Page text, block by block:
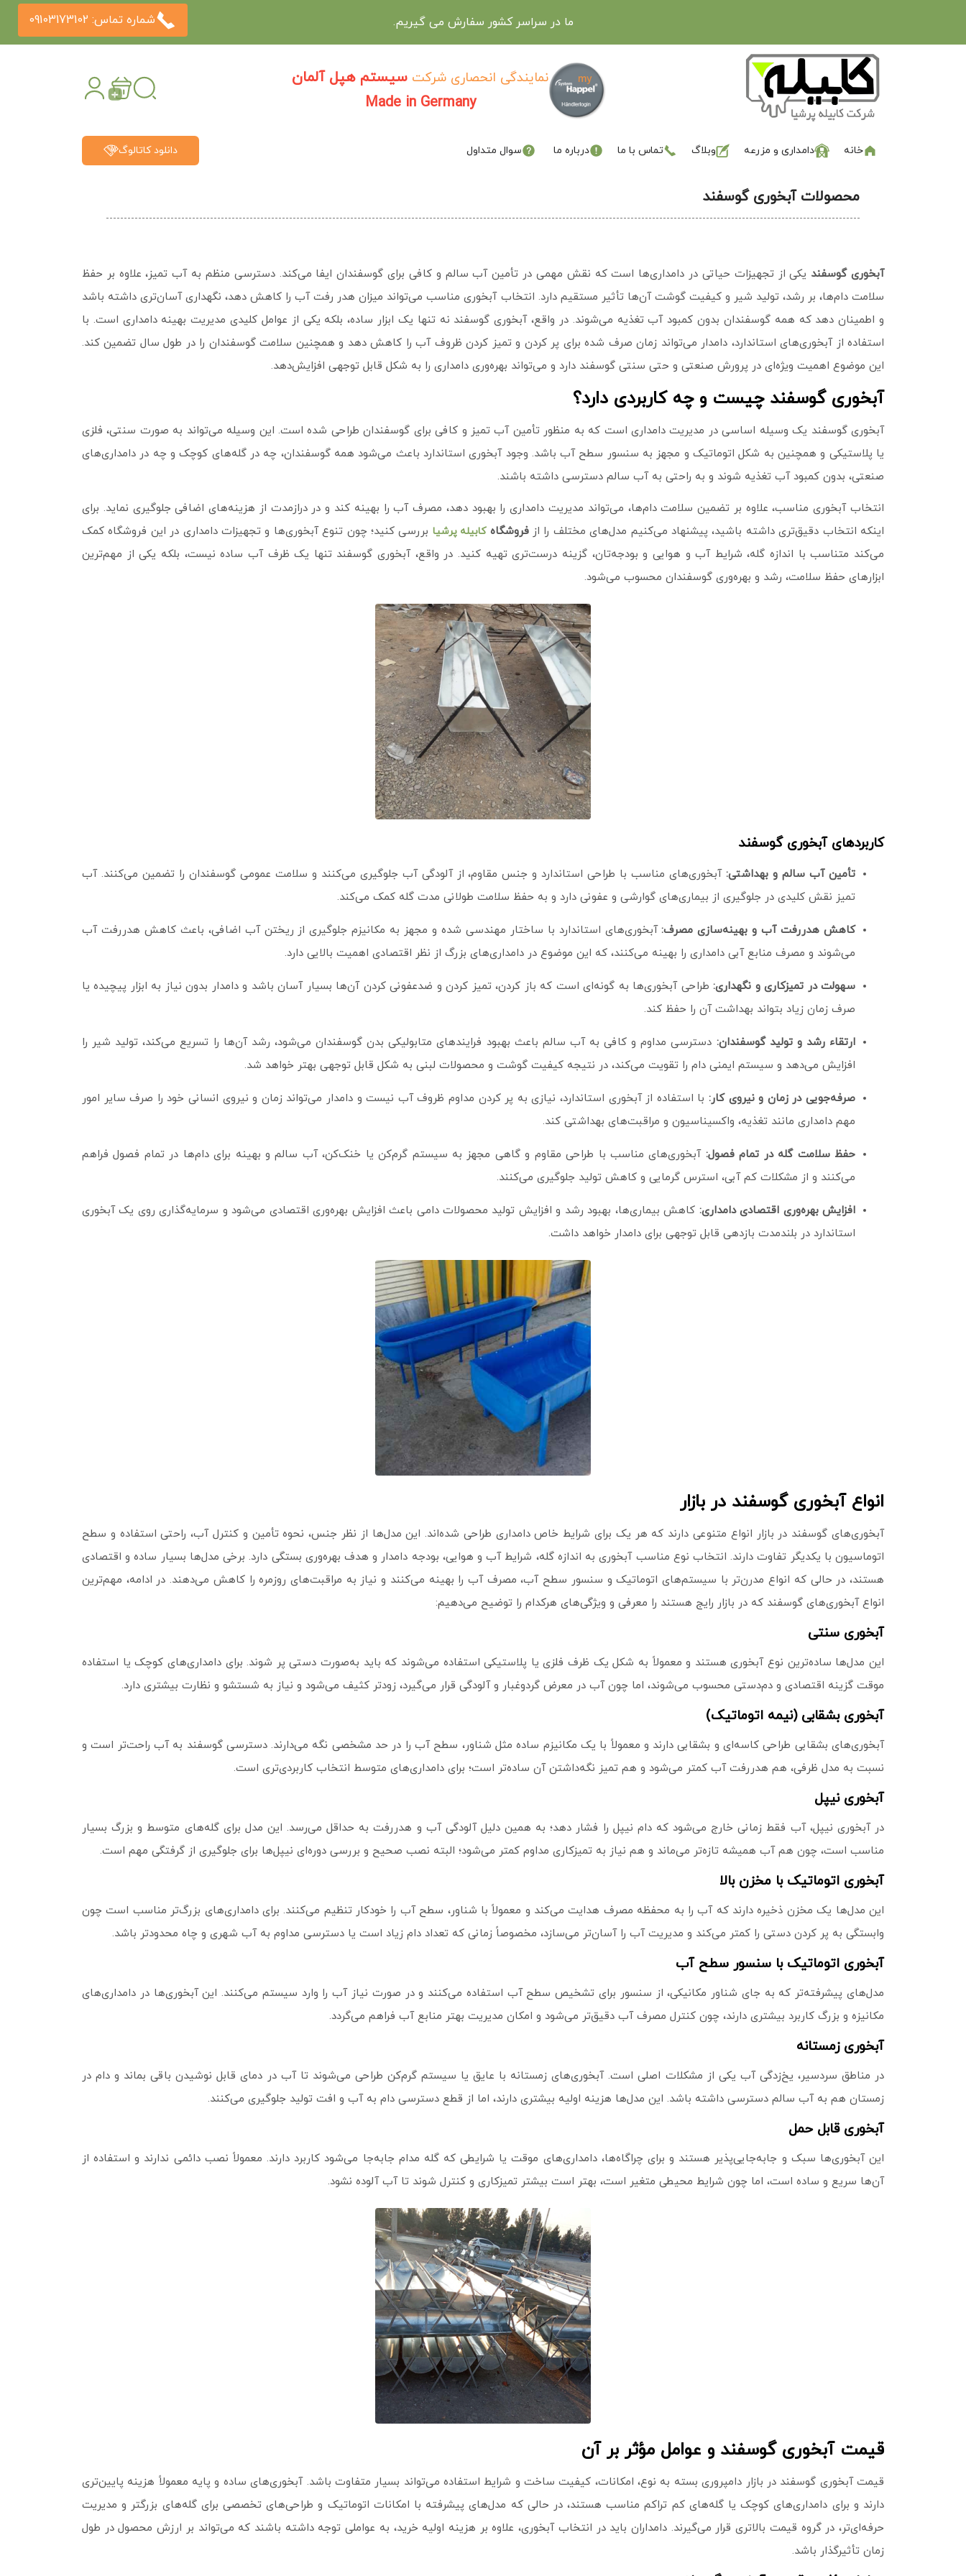
ما در سراسر کشور سفارش می گیریم.
نمایندگی انحصاری شرکت سیستم هپل آلمان
Made in Germany
خانه دامداری و مزرعه وبلاگ تماس با ما درباره ما سوال متداول دانلود کاتالوگ
شماره تماس: 09103173102
محصولات آبخوری گوسفند
آبخوری گوسفند یکی از تجهیزات حیاتی در دامداری‌ها است که نقش مهمی در تأمین آب سالم و کافی برای گوسفندان ایفا می‌کند. دسترسی منظم به آب تمیز، علاوه بر حفظ
سلامت دام‌ها، بر رشد، تولید شیر و کیفیت گوشت آن‌ها تأثیر مستقیم دارد. انتخاب آبخوری مناسب می‌تواند میزان هدر رفت آب را کاهش دهد، نگهداری آسان‌تری داشته باشد
و اطمینان‌ دهد که همه گوسفندان بدون کمبود آب تغذیه می‌شوند. در واقع، آبخوری گوسفند نه تنها یک ابزار ساده، بلکه یکی از عوامل کلیدی مدیریت بهینه دامداری است. با
استفاده از آبخوری‌های استاندارد، دامدار می‌تواند زمان صرف شده برای پر کردن و تمیز کردن ظروف آب را کاهش دهد و همچنین سلامت گوسفندان را در طول سال تضمین کند.
این موضوع اهمیت ویژه‌ای در پرورش صنعتی و حتی سنتی گوسفند دارد و می‌تواند بهره‌وری دامداری را به شکل قابل توجهی افزایش‌دهد.
آبخوری گوسفند چیست و چه کاربردی دارد؟
آبخوری گوسفند یک وسیله اساسی در مدیریت دامداری است که به منظور تأمین آب تمیز و کافی برای گوسفندان طراحی شده است. این وسیله می‌تواند به صورت سنتی، فلزی
یا پلاستیکی و همچنین به شکل اتوماتیک و مجهز به سنسور سطح آب باشد. وجود آبخوری استاندارد باعث می‌شود همه گوسفندان، چه در گله‌های کوچک و چه در دامداری‌های
صنعتی، بدون کمبود آب تغذیه شوند و به راحتی به آب سالم دسترسی داشته باشند.
انتخاب آبخوری مناسب، علاوه بر تضمین سلامت دام‌ها، می‌تواند مدیریت دامداری را بهبود دهد، مصرف آب را بهینه کند و در درازمدت از هزینه‌های اضافی جلوگیری نماید. برای
اینکه انتخاب دقیق‌تری داشته باشید، پیشنهاد می‌کنیم مدل‌های مختلف را ازفروشگاهکابیله پرشیا بررسی کنید؛ چون تنوع آبخوری‌ها و تجهیزات دامداری در این فروشگاه کمک
می‌کند متناسب با اندازه گله، شرایط آب‌ و هوایی و بودجه‌تان، گزینه درست‌تری تهیه کنید. در واقع، آبخوری گوسفند تنها یک ظرف آب ساده نیست، بلکه یکی از مهم‌ترین
ابزارهای حفظ سلامت، رشد و بهره‌وری گوسفندان محسوب می‌شود.
کاربردهای آبخوری گوسفند
تأمین آب سالم و بهداشتی:آبخوری‌های مناسب با طراحی استاندارد و جنس مقاوم، از آلودگی آب جلوگیری می‌کنند و سلامت عمومی گوسفندان را تضمین می‌کنند. آب
تمیز نقش کلیدی در جلوگیری از بیماری‌های گوارشی و عفونی دارد و به حفظ سلامت طولانی‌ مدت گله کمک می‌کند.
کاهش هدررفت آب و بهینه‌سازی مصرف:آبخوری‌های استاندارد با ساختار مهندسی شده و مجهز به مکانیزم جلوگیری از ریختن آب اضافی، باعث کاهش هدررفت آب
می‌شوند و مصرف منابع آبی دامداری را بهینه می‌کنند، که این موضوع در دامداری‌های بزرگ از نظر اقتصادی اهمیت بالایی دارد.
سهولت در تمیزکاری و نگهداری:طراحی آبخوری‌ها به گونه‌ای است که باز کردن، تمیز کردن و ضدعفونی کردن آن‌ها بسیار آسان باشد و دامدار بدون نیاز به ابزار پیچیده یا
صرف زمان زیاد بتواند بهداشت آن را حفظ کند.
ارتقاء رشد و تولید گوسفندان: دسترسی مداوم و کافی به آب سالم باعث بهبود فرایندهای متابولیکی بدن گوسفندان می‌شود، رشد آن‌ها را تسریع می‌کند، تولید شیر را
افزایش می‌دهد و سیستم ایمنی دام را تقویت می‌کند، در نتیجه کیفیت گوشت و محصولات لبنی به شکل قابل توجهی بهتر خواهد شد.
صرفه‌جویی در زمان و نیروی کار: با استفاده از آبخوری استاندارد، نیازی به پر کردن مداوم ظروف آب نیست و دامدار می‌تواند زمان و نیروی انسانی خود را صرف سایر امور
مهم دامداری مانند تغذیه، واکسیناسیون و مراقبت‌های بهداشتی کند.
حفظ سلامت گله در تمام فصول: آبخوری‌های مناسب با طراحی مقاوم و گاهی مجهز به سیستم گرم‌کن یا خنک‌کن، آب سالم و بهینه برای دام‌ها در تمام فصول فراهم
می‌کنند و از مشکلات کم‌ آبی، استرس گرمایی و کاهش تولید جلوگیری می‌کنند.
افزایش بهره‌وری اقتصادی دامداری: کاهش بیماری‌ها، بهبود رشد و افزایش تولید محصولات دامی باعث افزایش بهره‌وری اقتصادی می‌شود و سرمایه‌گذاری روی یک آبخوری
استاندارد در بلندمدت بازدهی قابل توجهی برای دامدار خواهد داشت.
انواع آبخوری گوسفند در بازار
آبخوری‌های گوسفند در بازار انواع متنوعی دارند که هر یک برای شرایط خاص دامداری طراحی شده‌اند. این مدل‌ها از نظر جنس، نحوه تأمین و کنترل آب، راحتی استفاده و سطح
اتوماسیون با یکدیگر تفاوت دارند. انتخاب نوع مناسب آبخوری به اندازه گله، شرایط آب و هوایی، بودجه دامدار و هدف بهره‌وری بستگی دارد. برخی مدل‌ها بسیار ساده و اقتصادی
هستند، در حالی که انواع مدرن‌تر با سیستم‌های اتوماتیک و سنسور سطح آب، مصرف آب را بهینه می‌کنند و نیاز به مراقبت‌های روزمره را کاهش می‌دهند. در ادامه، مهم‌ترین
انواع آبخوری‌های گوسفند که در بازار رایج هستند را معرفی و ویژگی‌های هرکدام را توضیح می‌دهیم:
آبخوری سنتی
این مدل‌ها ساده‌ترین نوع آبخوری هستند و معمولاً به شکل یک ظرف فلزی یا پلاستیکی استفاده می‌شوند که باید به‌صورت دستی پر شوند. برای دامداری‌های کوچک یا استفاده
موقت گزینه اقتصادی و دم‌دستی محسوب می‌شوند، اما چون آب در معرض گردوغبار و آلودگی قرار می‌گیرد، زودتر کثیف می‌شود و نیاز به شستشو و نظارت بیشتری دارد.
آبخوری بشقابی (نیمه‌ اتوماتیک)
آبخوری‌های بشقابی طراحی کاسه‌ای و بشقابی دارند و معمولاً با یک مکانیزم ساده مثل شناور، سطح آب را در حد مشخصی نگه می‌دارند. دسترسی گوسفند به آب راحت‌تر است و
نسبت به مدل ظرفی، هم هدررفت آب کمتر می‌شود و هم تمیز نگه‌داشتن آن ساده‌تر است؛ برای دامداری‌های متوسط انتخاب کاربردی‌تری است.
آبخوری نیپل
در آبخوری نیپل، آب فقط زمانی خارج می‌شود که دام نیپل را فشار دهد؛ به همین دلیل آلودگی آب و هدررفت به حداقل می‌رسد. این مدل برای گله‌های متوسط و بزرگ بسیار
مناسب است، چون هم آب همیشه تازه‌تر می‌ماند و هم نیاز به تمیزکاری مداوم کمتر می‌شود؛ البته نصب صحیح و بررسی دوره‌ای نیپل‌ها برای جلوگیری از گرفتگی مهم است.
آبخوری اتوماتیک با مخزن بالا
این مدل‌ها یک مخزن ذخیره دارند که آب را به محفظه مصرف هدایت می‌کند و معمولاً با شناور، سطح آب را خودکار تنظیم می‌کنند. برای دامداری‌های بزرگ‌تر مناسب است چون
وابستگی به پر کردن دستی را کمتر می‌کند و مدیریت آب را آسان‌تر می‌سازد، مخصوصاً زمانی که تعداد دام زیاد است یا دسترسی مداوم به آب شهری و چاه محدودتر باشد.
آبخوری اتوماتیک با سنسور سطح آب
مدل‌های پیشرفته‌تر که به‌ جای شناور مکانیکی، از سنسور برای تشخیص سطح آب استفاده می‌کنند و در صورت نیاز آب را وارد سیستم می‌کنند. این آبخوری‌ها در دامداری‌های
مکانیزه و بزرگ کاربرد بیشتری دارند، چون کنترل مصرف آب دقیق‌تر می‌شود و امکان مدیریت بهتر منابع آب فراهم می‌گردد.
آبخوری زمستانه
در مناطق سردسیر، یخ‌زدگی آب یکی از مشکلات اصلی است. آبخوری‌های زمستانه با عایق یا سیستم گرم‌کن طراحی می‌شوند تا آب در دمای قابل نوشیدن باقی بماند و دام در
زمستان هم به آب سالم دسترسی داشته باشد. این مدل‌ها هزینه اولیه بیشتری دارند، اما از قطع دسترسی دام به آب و افت تولید جلوگیری می‌کنند.
آبخوری قابل حمل
این آبخوری‌ها سبک و جابه‌جایی‌پذیر هستند و برای چراگاه‌ها، دامداری‌های موقت یا شرایطی که گله مدام جا‌به‌جا می‌شود کاربرد دارند. معمولاً نصب دائمی ندارند و استفاده از
آن‌ها سریع و ساده است، اما چون شرایط محیطی متغیر است، بهتر است بیشتر تمیزکاری و کنترل شوند تا آب آلوده نشود.
قیمت آبخوری گوسفند و عوامل مؤثر بر آن
قیمت آبخوری گوسفند در بازار دامپروری بسته به نوع، امکانات، کیفیت ساخت و شرایط استفاده می‌تواند بسیار متفاوت باشد. آبخوری‌های ساده و پایه معمولاً هزینه پایین‌تری
دارند و برای دامداری‌های کوچک یا گله‌های کم‌ تراکم مناسب هستند، در حالی که مدل‌های پیشرفته با امکانات اتوماتیک و طراحی‌های تخصصی برای گله‌های بزرگتر و مدیریت
حرفه‌ای‌تر، در گروه قیمت بالاتری قرار می‌گیرند. دامداران باید در انتخاب آبخوری، علاوه بر هزینه اولیه خرید، به عواملی توجه داشته باشند که می‌تواند بر ارزش محصول در طول
زمان تأثیرگذار باشد.